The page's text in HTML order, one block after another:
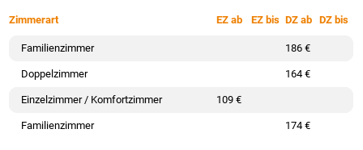
Zimmerart EZ ab EZ bis DZ ab DZ bis
Familienzimmer 186 €
Doppelzimmer 164 €
Einzelzimmer / Komfortzimmer 109 €
Familienzimmer 174 €